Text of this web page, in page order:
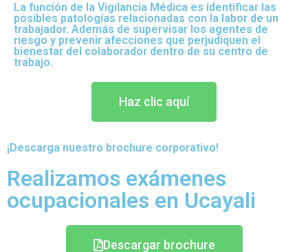
La función de la Vigilancia Médica es identificar las
posibles patologías relacionadas con la labor de un
trabajador. Además de supervisar los agentes de
riesgo y prevenir afecciones que perjudiquen el
bienestar del colaborador dentro de su centro de
trabajo.
Haz clic aquí
¡Descarga nuestro brochure corporativo!
Realizamos exámenes
ocupacionales en Ucayali
Descargar brochure